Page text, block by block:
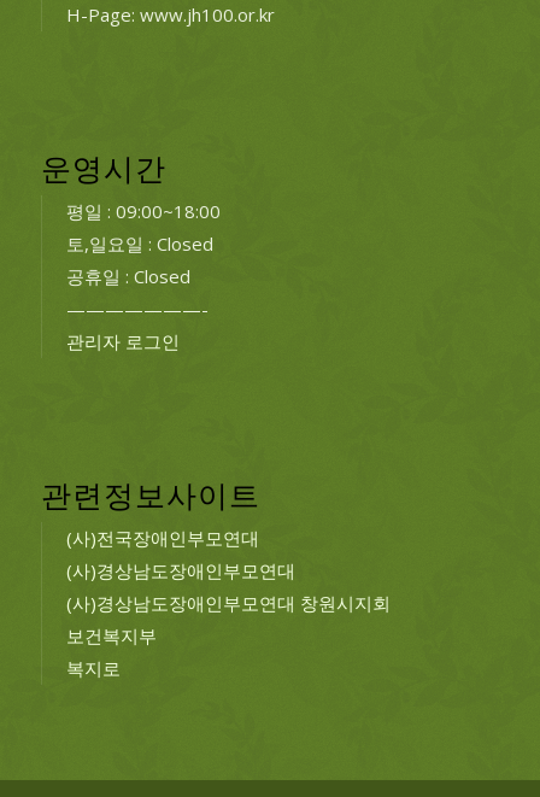
H-Page: www.jh100.or.kr
운영시간
평일 : 09:00~18:00
토,일요일 : Closed
공휴일 : Closed
———————-
관리자 로그인
관련정보사이트
(사)전국장애인부모연대
(사)경상남도장애인부모연대
(사)경상남도장애인부모연대 창원시지회
보건복지부
복지로